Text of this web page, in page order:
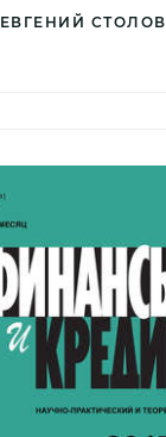
ЕВГЕНИЙ СТОЛОВ